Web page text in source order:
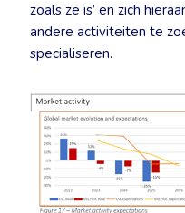
zoals ze is’ en zich
andere activiteiten te
specialiseren.